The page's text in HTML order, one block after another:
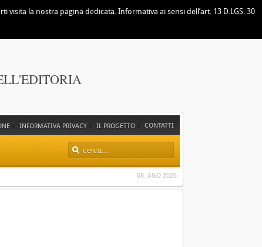
CONTATTI
IL PROGETTO
INFORMATIVA PRIVACY
08. AGO 2026
la nostra pagina dedicata. Informativa ai sensi dell’art. 13 D.LGS. 30